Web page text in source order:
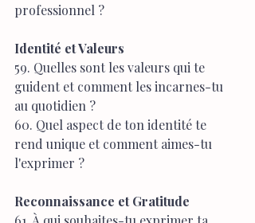
professionnel ?
Identité et Valeurs
59. Quelles sont les valeurs qui te
guident et comment les incarnes-tu
au quotidien ?
60. Quel aspect de ton identité te
rend unique et comment aimes-tu
l'exprimer ?
Reconnaissance et Gratitude